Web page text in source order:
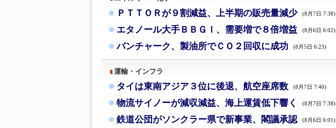
ＰＴＴＯＲが９割減益、上半期の販売量減少 (8月7日 7:38)
エタノール大手ＢＢＧＩ、需要増で８倍増益 (8月6日 6:02)
バンチャーク、製油所でＣＯ２回収に成功 (8月5日 6:23)
運輸・インフラ
タイは東南アジア３位に後退、航空座席数 (8月7日 7:40)
物流サイノーが減収減益、海上運賃低下響く (8月7日 7:38)
鉄道公団がソンクラー県で新事業、閣議承認 (8月6日 6:01)